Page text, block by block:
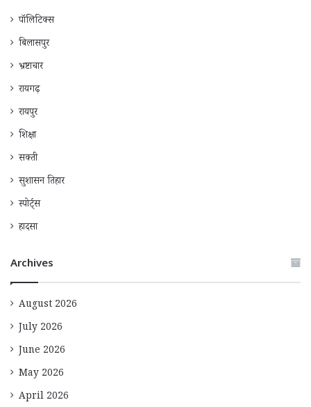
पॉलिटिक्स
बिलासपुर
भ्रष्टाचार
रायगढ़
रायपुर
शिक्षा
सक्ती
सुशासन तिहार
स्पोर्ट्स
हादसा
Archives
August 2026
July 2026
June 2026
May 2026
April 2026